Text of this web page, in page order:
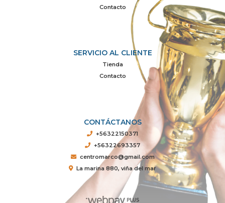
Contacto
SERVICIO AL CLIENTE
Tienda
Contacto
CONTÁCTANOS
+56322150371
+56322693357
centromarco@gmail.com
La marina 880, viña del mar